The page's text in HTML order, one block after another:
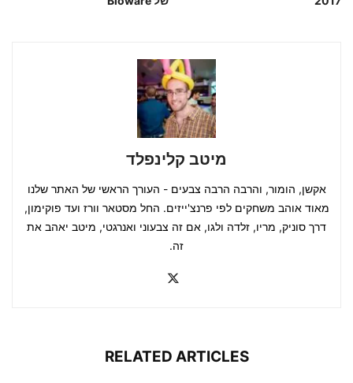
מיטב קלינפלד
אקשן, הומור, והרבה הרבה צבעים - העורך הראשי של האתר שלנו
מאוד אוהב משחקים לפי פרנצ'ייזים. החל מסטאר וורז ועד פוקימון,
דרך סוניק, מריו, זלדה ולגו, אם זה צבעוני ואנרגטי, מיטב יאהב את
זה.
RELATED ARTICLES